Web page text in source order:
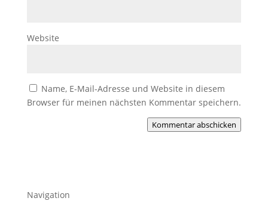
Website
Name, E-Mail-Adresse und Website in diesem
Browser für meinen nächsten Kommentar speichern.
Kommentar abschicken
Navigation